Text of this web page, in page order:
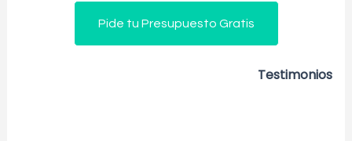
Pide tu Presupuesto Gratis
Testimonios